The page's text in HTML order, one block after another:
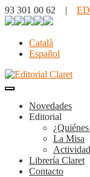
93 301 00 62 |
Català
Español
Novedades
Editorial
La Misa
Librería Claret
Contacto